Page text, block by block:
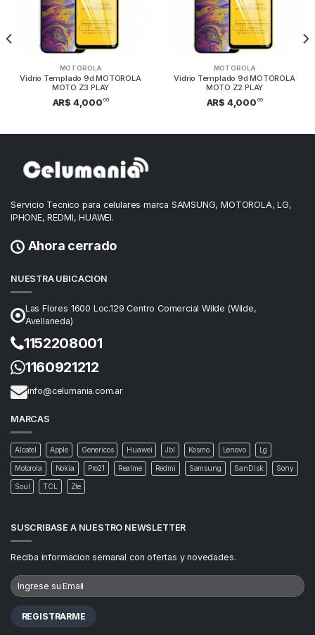
MOTOROLA
Vidrio Templado 9d MOTOROLA
MOTO Z3 PLAY
AR$ 4,000 00
MOTOROLA
Vidrio Templado 9d MOTOROLA
MOTO Z2 PLAY
AR$ 4,000 00
Servicio Tecnico para celulares marca SAMSUNG, MOTOROLA, LG,
IPHONE, REDMI, HUAWEI.
Ahora cerrado
NUESTRA UBICACION
Las Flores 1600 Loc.129 Centro Comercial Wilde (Wilde,
Avellaneda)
1152208001
1160921212
info@celumania.com.ar
MARCAS
Alcatel Apple Genericos Huawei Jbl Kosmo Lenovo Lg
Motorola Nokia Pro21 Realme Redmi Samsung SanDisk Sony
Soul TCL Zte
SUSCRIBASE A NUESTRO NEWSLETTER
Reciba informacion semanal con ofertas y novedades.